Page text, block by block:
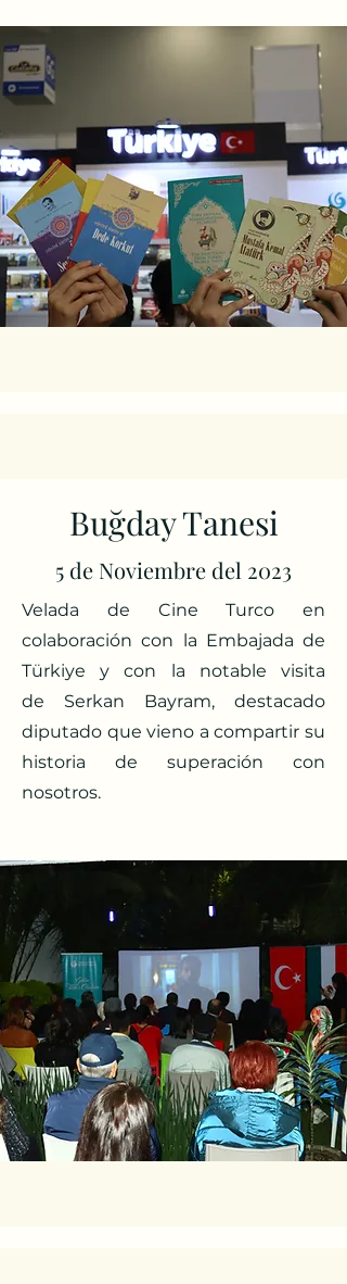
Buğday Tanesi
5 de Noviembre del 2023
Velada de Cine Turco en
colaboración con la Embajada de
Türkiye y con la notable visita
de Serkan Bayram, destacado
diputado que vieno a compartir su
historia de superación con
nosotros.